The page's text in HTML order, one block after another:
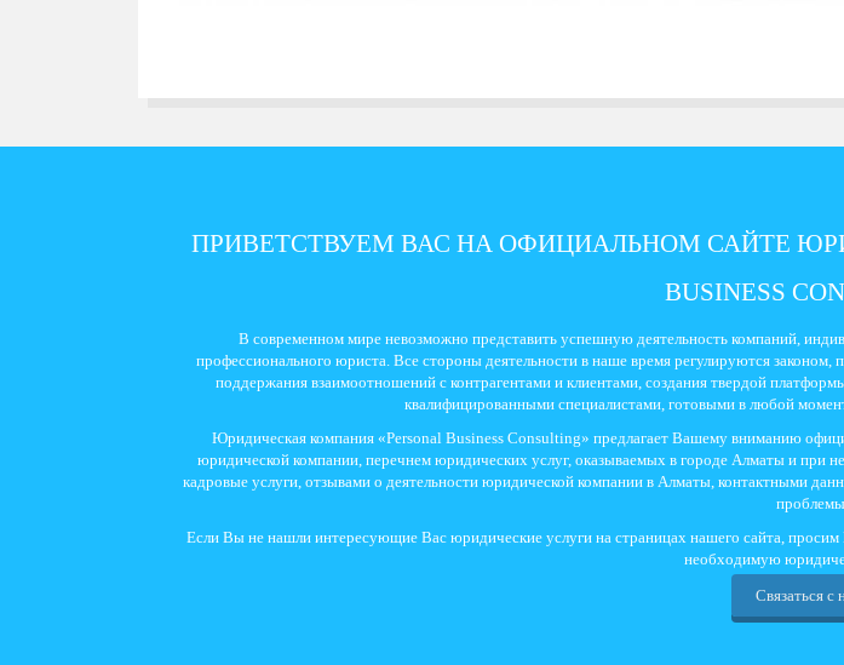
ПРИВЕТСТВУЕМ ВАС НА ОФИЦИАЛЬНОМ САЙТЕ
BUSINESS
В современном мире невозможно представить успешную деятельность компаний,
профессионального юриста. Все стороны деятельности в наше время регулируются
поддержания взаимоотношений с контрагентами и клиентами, создания твердой
квалифицированными специалистами, готовыми в любой
Юридическая компания «Personal Business Consulting» предлагает Вашему вниманию
юридической компании, перечнем юридических услуг, оказываемых в городе Алматы и при
кадровые услуги, отзывами о деятельности юридической компании в Алматы, контактными
Если Вы не нашли интересующие Вас юридические услуги на страницах нашего сайта,
необходимую
Связаться с